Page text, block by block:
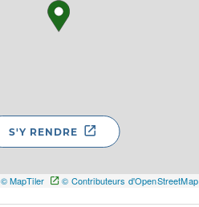
© MapTiler © Contributeurs d'OpenStreetMap
S'Y RENDRE